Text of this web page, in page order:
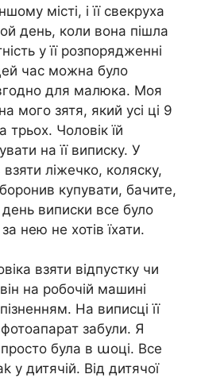
місті, і її свекруха
день, коли вона пішла
у її розпорядженні
час можна було
для малюка. Моя
мого зятя, який усі ці 9
трьох. Чоловік їй
на її виписку. У
ліжечко, коляску,
купувати, бачите,
виписки все було
нею не хотів їхати.
взяти відпустку чи
на робочій машині
На виписці її
забули. Я
була в աоці. Все
у дитячій. Від дитячої